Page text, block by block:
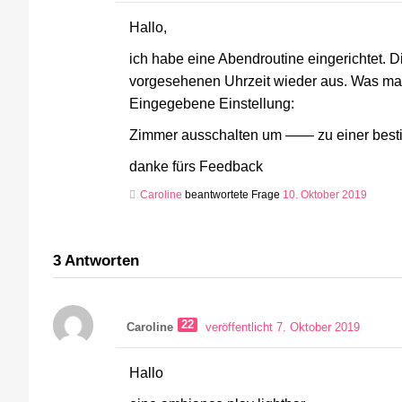
Hallo,
ich habe eine Abendroutine eingerichtet.
vorgesehenen Uhrzeit wieder aus. Was
Eingegebene Einstellung:
Zimmer ausschalten um —— zu einer
danke fürs Feedback
Caroline beantwortete Frage 10. Oktober 2019
3 Antworten
Caroline 22 veröffentlicht 7. Oktober 2019
Hallo